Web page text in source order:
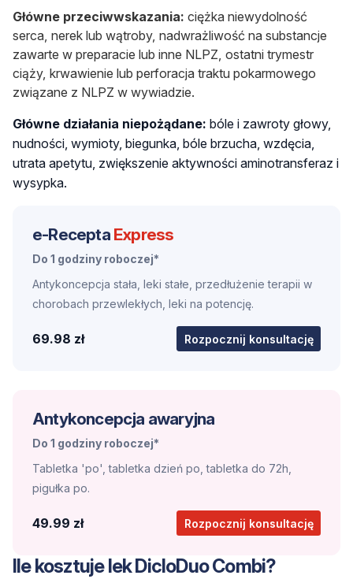
Główne przeciwwskazania: ciężka niewydolność
serca, nerek lub wątroby, nadwrażliwość na substancje
zawarte w preparacie lub inne NLPZ, ostatni trymestr
ciąży, krwawienie lub perforacja traktu pokarmowego
związane z NLPZ w wywiadzie.
Główne działania niepożądane: bóle i zawroty głowy,
nudności, wymioty, biegunka, bóle brzucha, wzdęcia,
utrata apetytu, zwiększenie aktywności aminotransferaz i
wysypka.
e-Recepta Express
Do 1 godziny roboczej*
Antykoncepcja stała, leki stałe, przedłużenie terapii w
chorobach przewlekłych, leki na potencję.
69.98 zł Rozpocznij konsultację
Antykoncepcja awaryjna
Do 1 godziny roboczej*
Tabletka 'po', tabletka dzień po, tabletka do 72h,
pigułka po.
49.99 zł Rozpocznij konsultację
Ile kosztuje lek DicloDuo Combi?